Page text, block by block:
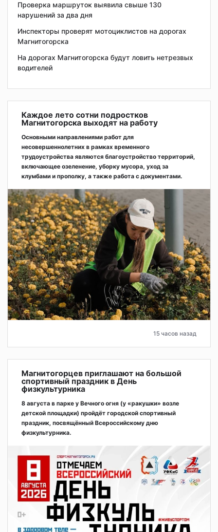
Проверка маршруток выявила свыше 130
нарушений за два дня
Инспекторы проверят мотоциклистов на дорогах
Магнитогорска
На дорогах Магнитогорска будут ловить нетрезвых
водителей
Каждое лето сотни подростков
Магнитогорска выходят на работу
Основными направлениями работ для
несовершеннолетних в рамках временного
трудоустройства являются благоустройство территорий,
включающее озеленение, уборку мусора, уход за
клумбами и прополку, а также работа с документами.
15 часов назад
Магнитогорцев приглашают на большой
спортивный праздник в День
физкультурника
8 августа в парке у Вечного огня (у «ракушки» возле
детской площадки) пройдёт городской спортивный
праздник, посвящённый Всероссийскому дню
физкультурника.